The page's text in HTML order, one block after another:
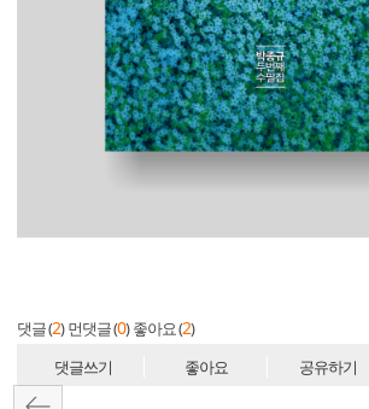
댓글 (2) 먼댓글 (0) 좋아요 (2)
댓글쓰기 좋아요 공유하기